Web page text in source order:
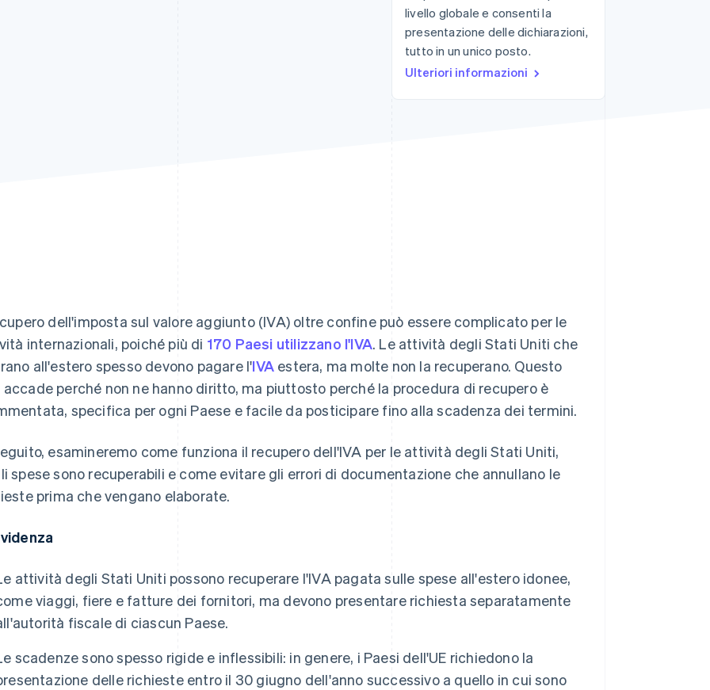
Stripe Sessions 2026
Scopri come Stripe sta
costruendo
l'infrastruttura
livello globale e consenti la
presentazione delle dichiarazioni,
tutto in un unico posto.
Ulteriori informazioni
dell'imposta sul valore aggiunto (IVA) oltre confine può essere complicato per le
internazionali, poiché più di 170 Paesi utilizzano l'IVA. Le attività degli Stati Uniti che
all'estero spesso devono pagare l'IVA estera, ma molte non la recuperano. Questo
accade perché non ne hanno diritto, ma piuttosto perché la procedura di recupero è
specifica per ogni Paese e facile da posticipare fino alla scadenza dei termini.
esamineremo come funziona il recupero dell'IVA per le attività degli Stati Uniti,
spese sono recuperabili e come evitare gli errori di documentazione che annullano le
prima che vengano elaborate.
attività degli Stati Uniti possono recuperare l'IVA pagata sulle spese all'estero idonee,
viaggi, fiere e fatture dei fornitori, ma devono presentare richiesta separatamente
fiscale di ciascun Paese.
scadenze sono spesso rigide e inflessibili: in genere, i Paesi dell'UE richiedono la
delle richieste entro il 30 giugno dell'anno successivo a quello in cui sono